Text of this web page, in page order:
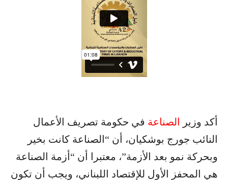
أكد وزير الصناعة في حكومة تصريف الأعمال
النائب جورج بوشكيان، أن “الصناعة كانت بخير
وبحركة نمو بعد الأزمة”، معتبرا أن “أزمة الصناعة
هي المحفز الأول للإقتصاد اللبناني، ويجب أن تكون